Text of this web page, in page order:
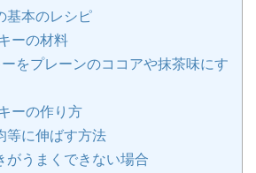
基本のレシピ
ーの材料
をプレーンのココアや抹茶味にす
ーの作り方
等に伸ばす方法
がうまくできない場合